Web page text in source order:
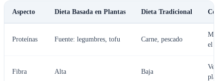
Aspecto Dieta Basada en Plantas Dieta Tradicional
Proteínas Fuente: legumbres, tofu Carne, pescado
el
Fibra Alta Baja